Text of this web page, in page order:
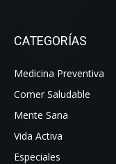
CATEGORÍAS
Medicina Preventiva
Comer Saludable
Mente Sana
Vida Activa
Especiales